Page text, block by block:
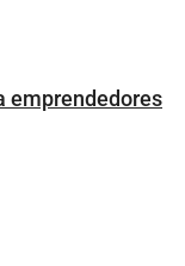
emprendedores